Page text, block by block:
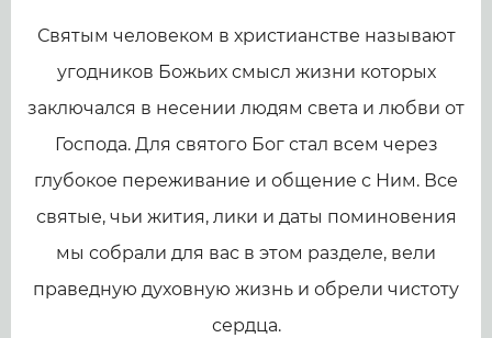
Святым человеком в христианстве называют
угодников Божьих смысл жизни которых
заключался в несении людям света и любви от
Господа. Для святого Бог стал всем через
глубокое переживание и общение с Ним. Все
святые, чьи жития, лики и даты поминовения
мы собрали для вас в этом разделе, вели
праведную духовную жизнь и обрели чистоту
сердца.